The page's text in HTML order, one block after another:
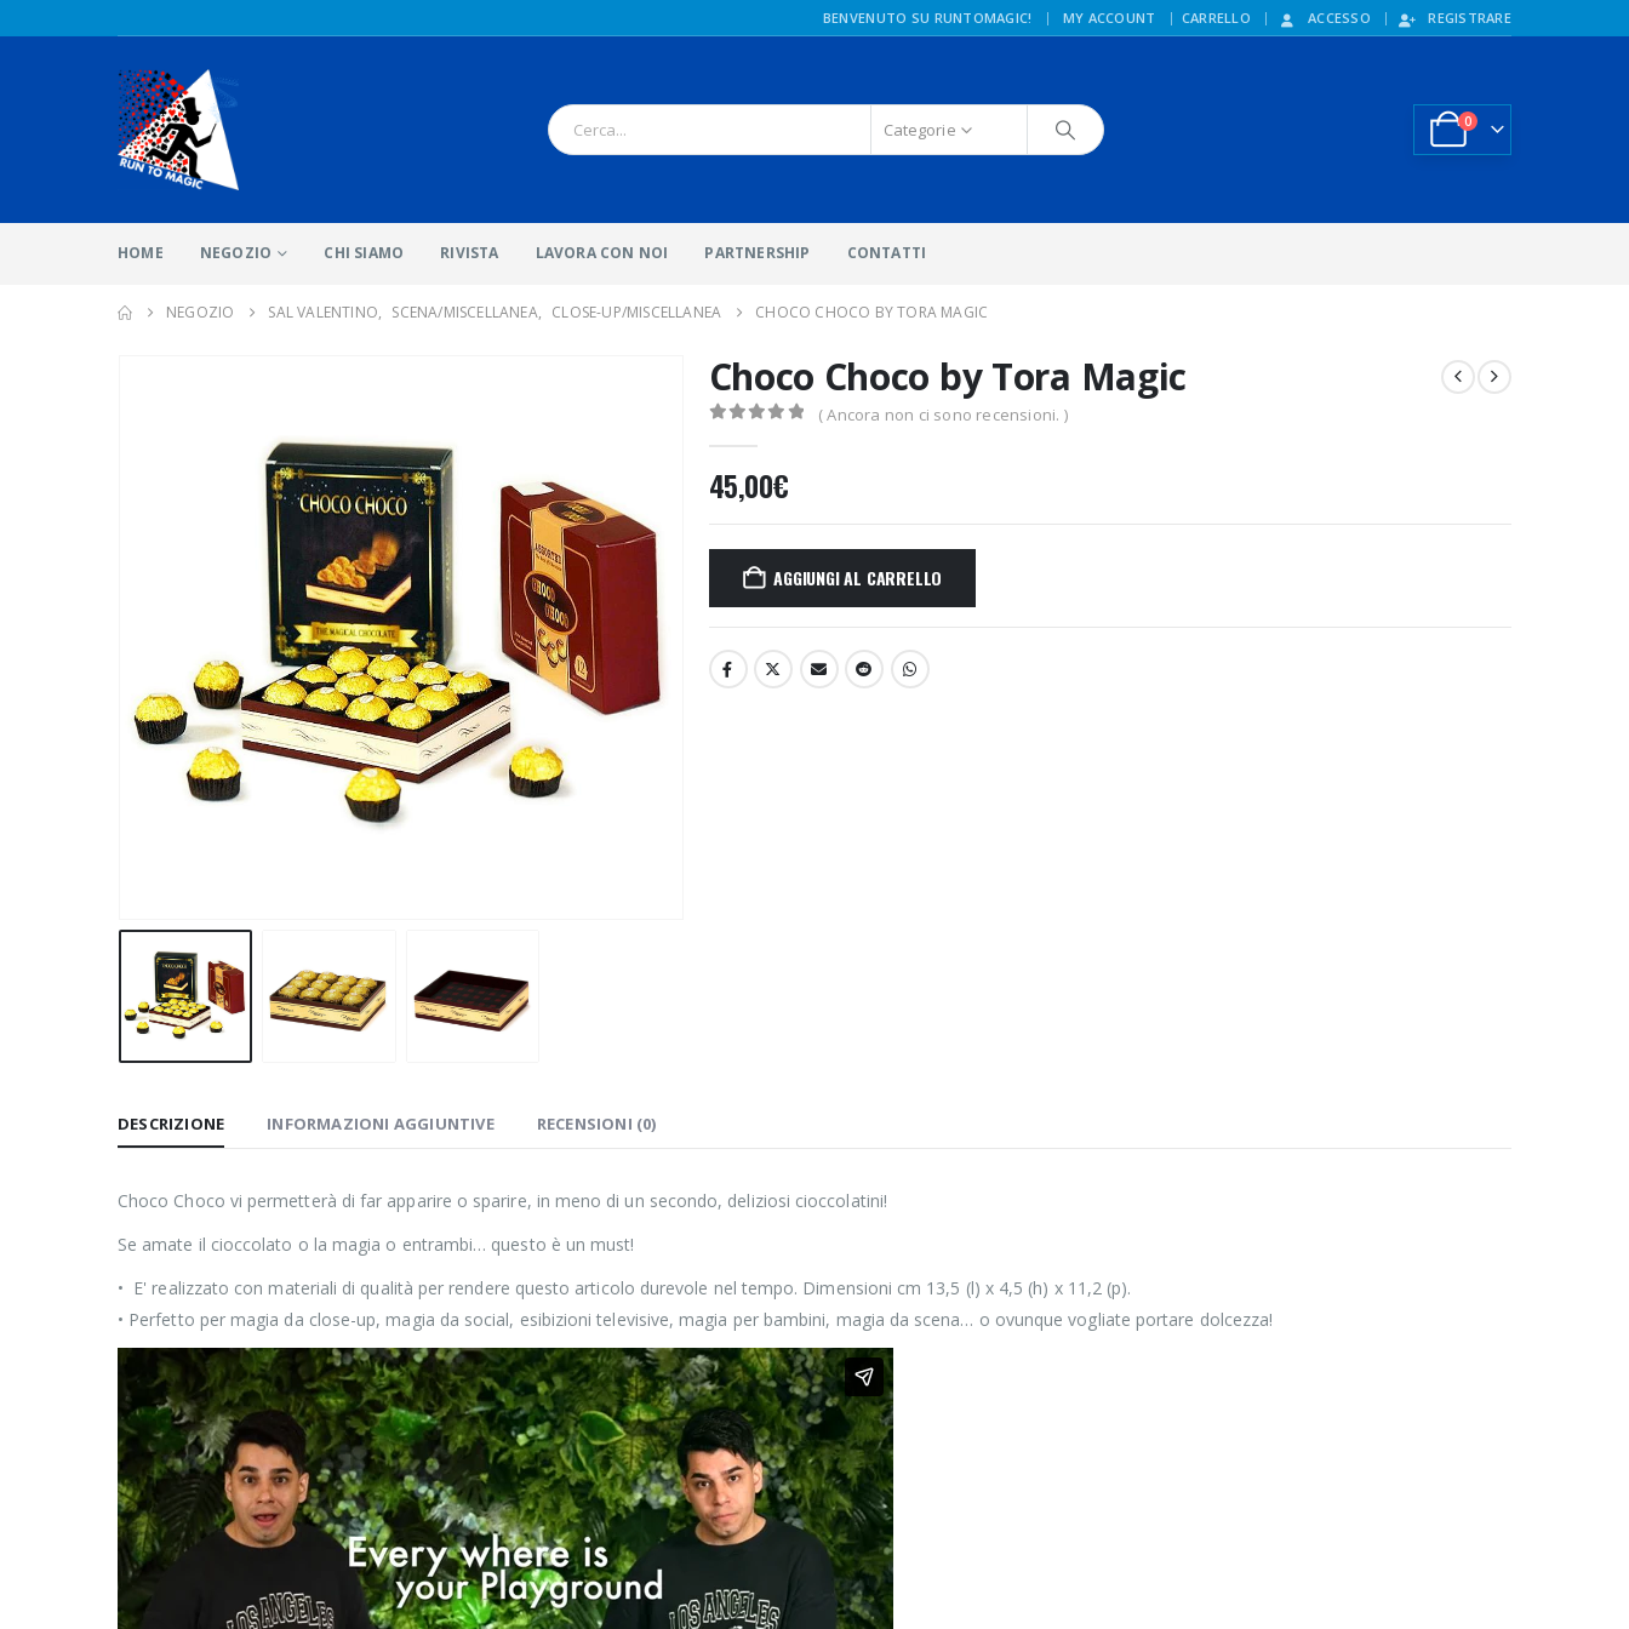
BENVENUTO SU RUNTOMAGIC! | MY ACCOUNT CARRELLO ACCESSO REGISTRARE
Categorie 0
HOME NEGOZIO CHI SIAMO RIVISTA LAVORA CON NOI PARTNERSHIP CONTATTI
NEGOZIO SAL VALENTINO, SCENA/MISCELLANEA, CLOSE-UP/MISCELLANEA CHOCO CHOCO BY TORA MAGIC
Choco Choco by Tora Magic
( Ancora non ci sono recensioni. )
45,00€
AGGIUNGI AL CARRELLO
DESCRIZIONE INFORMAZIONI AGGIUNTIVE RECENSIONI (0)
Choco Choco vi permetterà di far apparire o sparire, in meno di un secondo, deliziosi cioccolatini!
Se amate il cioccolato o la magia o entrambi… questo è un must!
• E' realizzato con materiali di qualità per rendere questo articolo durevole nel tempo. Dimensioni cm 13,5 (l) x 4,5 (h) x 11,2 (p).
• Perfetto per magia da close-up, magia da social, esibizioni televisive, magia per bambini, magia da scena… o ovunque vogliate portare dolcezza!